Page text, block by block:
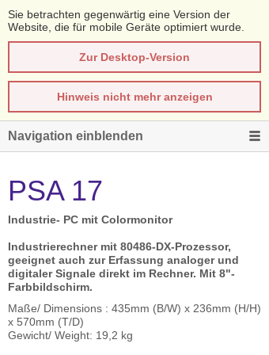
Sie betrachten gegenwärtig eine Version der
Website, die für mobile Geräte optimiert wurde.
Zur Desktop-Version
Hinweis nicht mehr anzeigen
Navigation einblenden
PSA 17
Industrie- PC mit Colormonitor
Industrierechner mit 80486-DX-Prozessor,
geeignet auch zur Erfassung analoger und
digitaler Signale direkt im Rechner. Mit 8"-
Farbbildschirm.
Maße/ Dimensions : 435mm (B/W) x 236mm (H/H)
x 570mm (T/D)
Gewicht/ Weight: 19,2 kg